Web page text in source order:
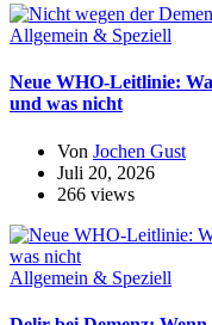
Allgemein & Speziell
Neue WHO-Leitlinie:
und was nicht
Von Jochen Gust
Juli 20, 2026
266 views
Allgemein & Speziell